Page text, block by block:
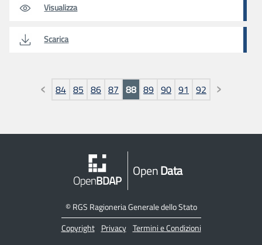
Visualizza
Scarica
Pagine 84 85 86 87 88 89 90 91 92
OpenData
©RGS Ragioneria Generale dello Stato
Copyright Privacy Termini e Condizioni